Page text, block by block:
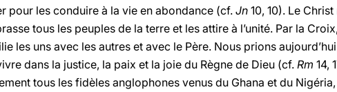
pour les conduire à la vie en abondance (cf. Jn 10, 10). Le
tous les peuples de la terre et les attire à l’unité. Par la
les uns avec les autres et avec le Père. Nous prions
dans la justice, la paix et la joie du Règne de Dieu (cf. Rm 14,
tous les fidèles anglophones venus du Ghana et du